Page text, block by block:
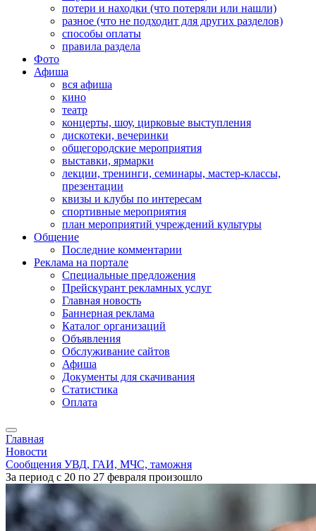
потери и находки (что потеряли или нашли)
разное (что не подходит для других разделов)
способы оплаты
правила раздела
Фото
Афиша
вся афиша
кино
театр
концерты, шоу, цирковые выступления
дискотеки, вечеринки
общегородские мероприятия
выставки, ярмарки
лекции, тренинги, семинары, мастер-классы,
презентации
квизы и клубы по интересам
спортивные мероприятия
план мероприятий учреждений культуры
Общение
Последние комментарии
Реклама на портале
Специальные предложения
Прейскурант рекламных услуг
Главная новость
Баннерная реклама
Каталог организаций
Объявления
Обслуживание сайтов
Афиша
Документы для скачивания
Статистика
Оплата
Главная
Новости
Сообщения УВД, ГАИ, МЧС, таможня
За период с 20 по 27 февраля произошло